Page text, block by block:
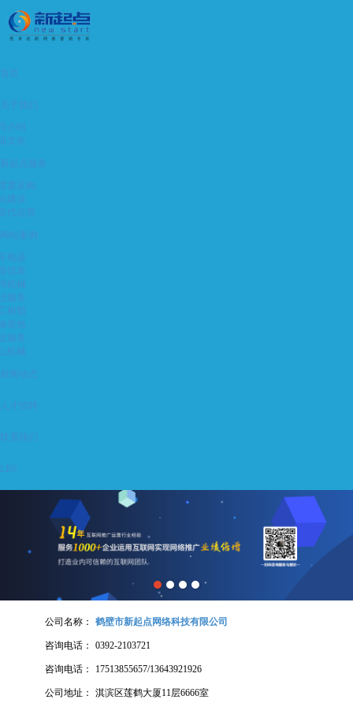
首页
关于我们
介绍
文化
新起点服务
爱采购
建设
代运营
网站案例
电器
仪表
机械
服务
树脂
装饰
服务
机械
新闻动态
人才招聘
联系我们
LBS
公司名称： 鹤壁市新起点网络科技有限公司
咨询电话： 0392-2103721
咨询电话： 17513855657/13643921926
公司地址： 淇滨区莲鹤大厦11层6666室